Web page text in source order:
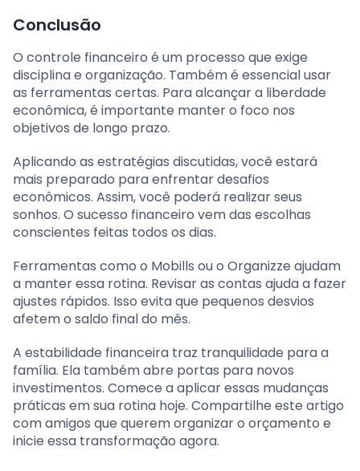
Conclusão
O controle financeiro é um processo que exige
disciplina e organização. Também é essencial usar
as ferramentas certas. Para alcançar a liberdade
econômica, é importante manter o foco nos
objetivos de longo prazo.
Aplicando as estratégias discutidas, você estará
mais preparado para enfrentar desafios
econômicos. Assim, você poderá realizar seus
sonhos. O sucesso financeiro vem das escolhas
conscientes feitas todos os dias.
Ferramentas como o Mobills ou o Organizze ajudam
a manter essa rotina. Revisar as contas ajuda a fazer
ajustes rápidos. Isso evita que pequenos desvios
afetem o saldo final do mês.
A estabilidade financeira traz tranquilidade para a
família. Ela também abre portas para novos
investimentos. Comece a aplicar essas mudanças
práticas em sua rotina hoje. Compartilhe este artigo
com amigos que querem organizar o orçamento e
inicie essa transformação agora.